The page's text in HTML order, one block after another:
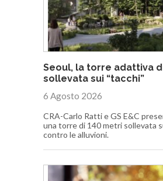
Seoul, la torre adattiva
sollevata sui “tacchi”
6 Agosto 2026
CRA-Carlo Ratti e GS E&C
una torre di 140 metri sollevata
contro le alluvioni.